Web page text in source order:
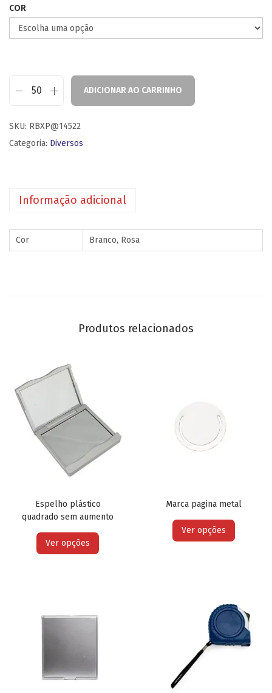
COR
ADICIONAR AO CARRINHO
SKU: RBXP@14522
Categoria: Diversos
Informação adicional
Cor Branco, Rosa
Produtos relacionados
Espelho plástico
quadrado sem aumento
Ver opções
Marca pagina metal
Ver opções